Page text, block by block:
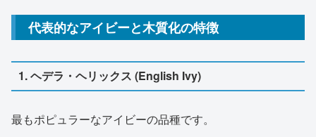
代表的なアイビーと木質化の特徴
1. ヘデラ・ヘリックス (English Ivy)
最もポピュラーなアイビーの品種です。